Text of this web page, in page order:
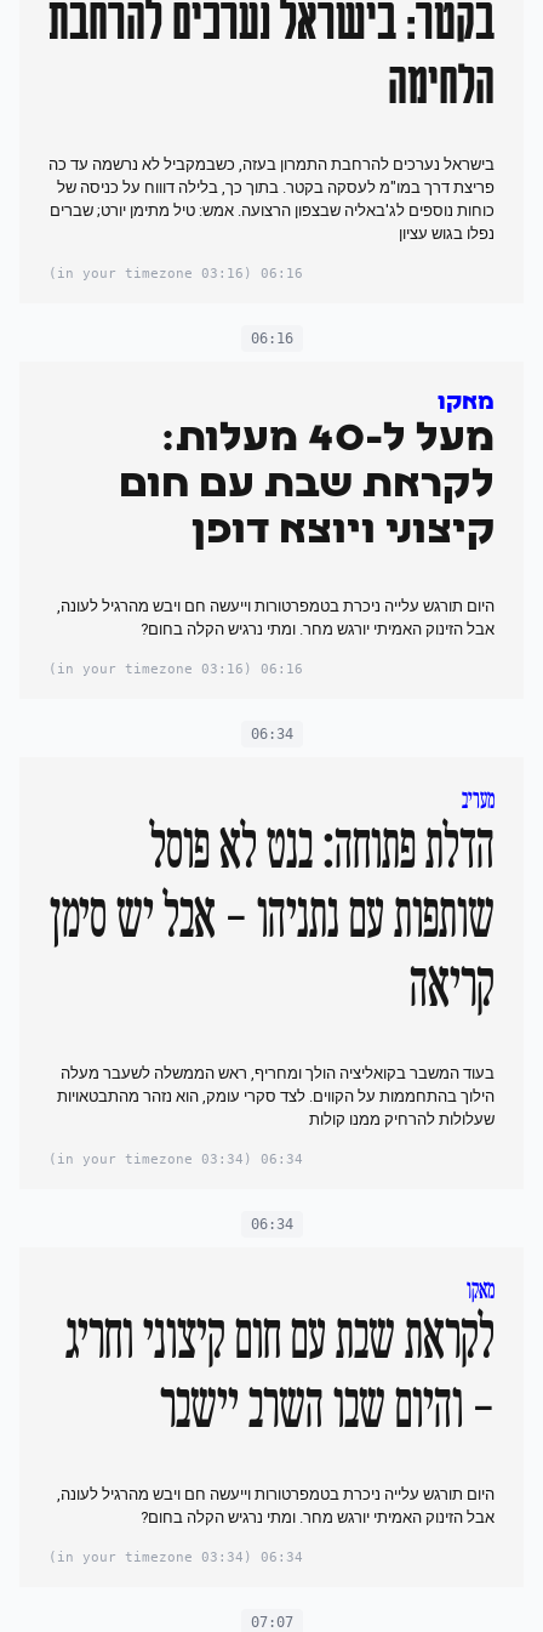
בקטר: בישראל נערכים להרחבת
הלחימה
בישראל נערכים להרחבת התמרון בעזה, כשבמקביל לא נרשמה עד כה
פריצת דרך במו"מ לעסקה בקטר. בתוך כך, בלילה דוווח על כניסה של
כוחות נוספים לג'באליה שבצפון הרצועה. אמש: טיל מתימן יורט; שברים
נפלו בגוש עציון
06:16
(03:16 in your timezone)
06:16
מאקו
מעל ל-40 מעלות:
לקראת שבת עם חום
קיצוני ויוצא דופן
היום תורגש עלייה ניכרת בטמפרטורות וייעשה חם ויבש מהרגיל לעונה,
אבל הזינוק האמיתי יורגש מחר. ומתי נרגיש הקלה בחום?
06:16
(03:16 in your timezone)
06:34
מעריב
הדלת פתוחה: בנט לא פוסל
שותפות עם נתניהו - אבל יש סימן
קריאה
בעוד המשבר בקואליציה הולך ומחריף, ראש הממשלה לשעבר מעלה
הילוך בהתחממות על הקווים. לצד סקרי עומק, הוא נזהר מהתבטאויות
שעלולות להרחיק ממנו קולות
06:34
(03:34 in your timezone)
06:34
מאקו
לקראת שבת עם חום קיצוני וחריג
- והיום שבו השרב יישבר
היום תורגש עלייה ניכרת בטמפרטורות וייעשה חם ויבש מהרגיל לעונה,
אבל הזינוק האמיתי יורגש מחר. ומתי נרגיש הקלה בחום?
06:34
(03:34 in your timezone)
07:07